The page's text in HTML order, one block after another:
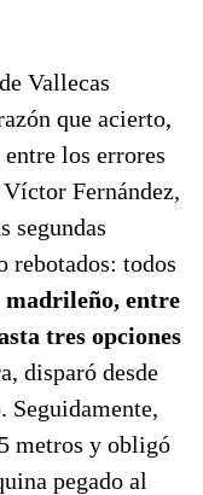
Vallecas
que acierto,
los errores
Víctor Fernández,
segundas
rebotados: todos
entre
tres opciones
disparó desde
Seguidamente,
metros y obligó
pegado al